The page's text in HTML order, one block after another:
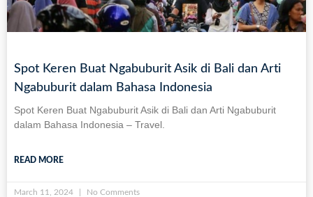
Spot Keren Buat Ngabuburit Asik di Bali dan Arti
Ngabuburit dalam Bahasa Indonesia
Spot Keren Buat Ngabuburit Asik di Bali dan Arti Ngabuburit
dalam Bahasa Indonesia – Travel.
READ MORE
March 11, 2024 No Comments